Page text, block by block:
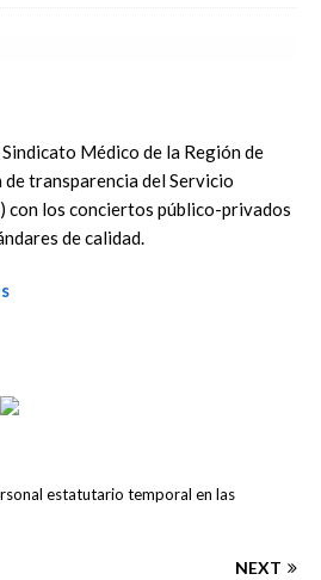
Médico de la Región de
transparencia del Servicio
con los conciertos público-privados
de calidad.
estatutario temporal en las
NEXT